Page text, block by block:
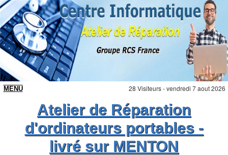
28 Visiteurs - vendredi 7 aout 2026
Atelier de Réparation
d'ordinateurs portables -
livré sur MENTON